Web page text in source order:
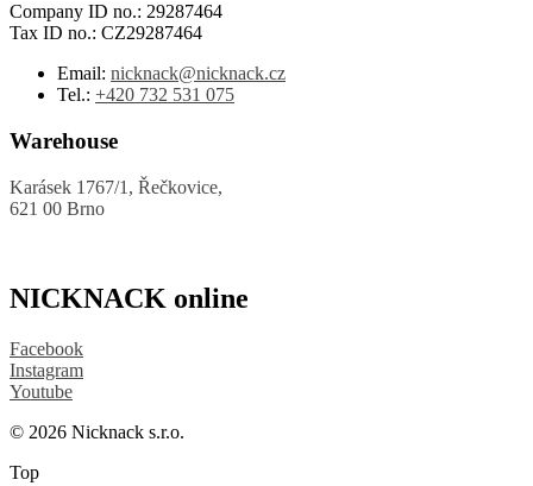
Company ID no.: 29287464
Tax ID no.: CZ29287464
Email: nicknack@nicknack.cz
Tel.: +420 732 531 075
Warehouse
Karásek 1767/1, Řečkovice,
621 00 Brno
NICKNACK online
Facebook
Instagram
Youtube
© 2026 Nicknack s.r.o.
Top